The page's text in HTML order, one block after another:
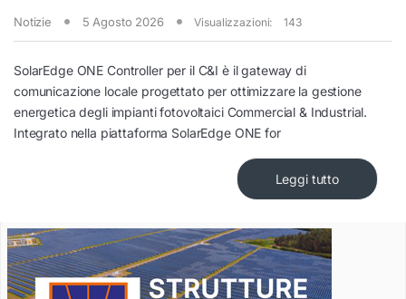
Notizie 5 Agosto 2026 Visualizzazioni: 143
SolarEdge ONE Controller per il C&I è il gateway di
comunicazione locale progettato per ottimizzare la gestione
energetica degli impianti fotovoltaici Commercial & Industrial.
Integrato nella piattaforma SolarEdge ONE for
Leggi tutto